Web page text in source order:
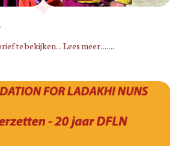
te bekijken… Lees meer…….